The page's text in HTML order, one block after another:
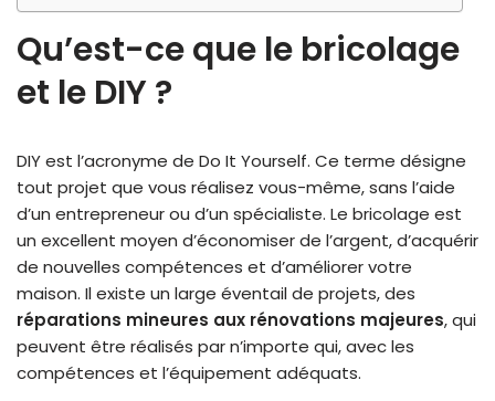
Qu’est-ce que le bricolage
et le DIY ?
DIY est l’acronyme de Do It Yourself. Ce terme désigne
tout projet que vous réalisez vous-même, sans l’aide
d’un entrepreneur ou d’un spécialiste. Le bricolage est
un excellent moyen d’économiser de l’argent, d’acquérir
de nouvelles compétences et d’améliorer votre
maison. Il existe un large éventail de projets, des
réparations mineures aux rénovations majeures, qui
peuvent être réalisés par n’importe qui, avec les
compétences et l’équipement adéquats.